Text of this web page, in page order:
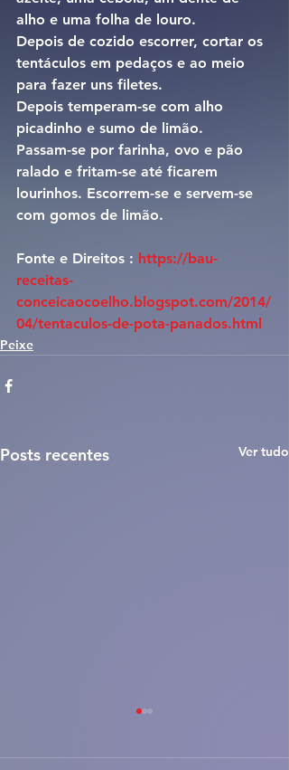
alho e uma folha de louro.
Depois de cozido escorrer, cortar os
tentáculos em pedaços e ao meio
para fazer uns filetes.
Depois temperam-se com alho
picadinho e sumo de limão.
Passam-se por farinha, ovo e pão
ralado e fritam-se até ficarem
lourinhos. Escorrem-se e servem-se
com gomos de limão.
Fonte e Direitos : https://bau-
receitas-
conceicaocoelho.blogspot.com/2014/
04/tentaculos-de-pota-panados.html
Peixe
Posts recentes Ver tudo